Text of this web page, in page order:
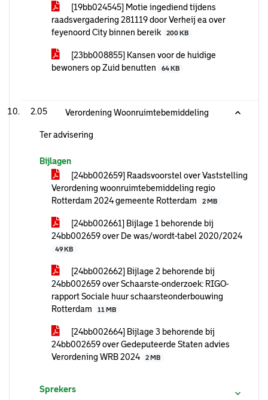
[19bb024545] Motie ingediend tijdens
raadsvergadering 281119 door Verheij ea over
feyenoord City binnen bereik
200 KB
[23bb008855] Kansen voor de huidige
bewoners op Zuid benutten
64 KB
2.05 Verordening Woonruimtebemiddeling
Ter advisering
Bijlagen
[24bb002659] Raadsvoorstel over Vaststelling
Verordening woonruimtebemiddeling regio
Rotterdam 2024 gemeente Rotterdam
2 MB
[24bb002661] Bijlage 1 behorende bij
24bb002659 over De was/wordt-tabel 2020/2024
49 KB
[24bb002662] Bijlage 2 behorende bij
24bb002659 over Schaarste-onderzoek: RIGO-
rapport Sociale huur schaarsteonderbouwing
Rotterdam
11 MB
[24bb002664] Bijlage 3 behorende bij
24bb002659 over Gedeputeerde Staten advies
Verordening WRB 2024
2 MB
Sprekers